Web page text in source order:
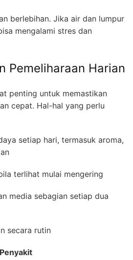
berlebihan. Jika air dan lumpur
mengalami stres dan
Pemeliharaan Harian
penting untuk memastikan
cepat. Hal-hal yang perlu
setiap hari, termasuk aroma,
terlihat mulai mengering
media sebagian setiap dua
secara rutin